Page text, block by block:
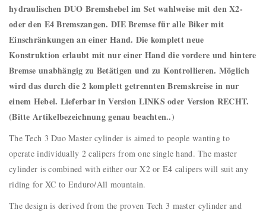
hydraulischen DUO Bremshebel im Set wahlweise mit den X2-
oder den E4 Bremszangen. DIE Bremse für alle Biker mit
Einschränkungen an einer Hand. Die komplett neue
Konstruktion erlaubt mit nur einer Hand die vordere und hintere
Bremse unabhängig zu Betätigen und zu Kontrollieren. Möglich
wird das durch die 2 komplett getrennten Bremskreise in nur
einem Hebel. Lieferbar in Version LINKS oder Version RECHT.
(Bitte Artikelbezeichnung genau beachten..)
The Tech 3 Duo Master cylinder is aimed to people wanting to
operate individually 2 calipers from one single hand. The master
cylinder is combined with either our X2 or E4 calipers will suit any
riding for XC to Enduro/All mountain.
The design is derived from the proven Tech 3 master cylinder and